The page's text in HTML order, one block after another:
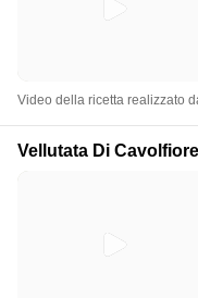
Video della ricetta realizzato
Vellutata Di Cavolfiore